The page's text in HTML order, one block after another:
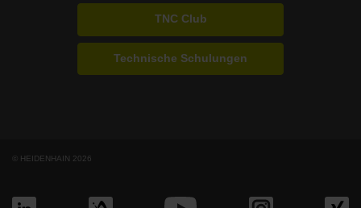
TNC Club
Technische Schulungen
© HEIDENHAIN 2026